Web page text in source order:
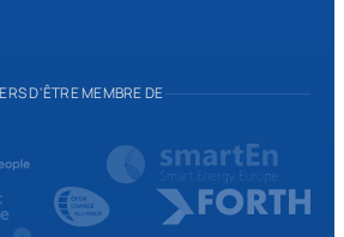
D'ÊTRE MEMBRE DE